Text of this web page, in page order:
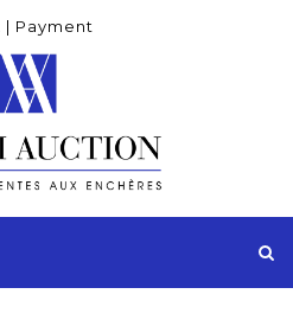
| Payment